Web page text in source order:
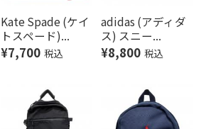
Kate Spade (ケイ
トスペード)...
¥7,700 税込
adidas (アディダ
ス) スニー...
¥8,800 税込